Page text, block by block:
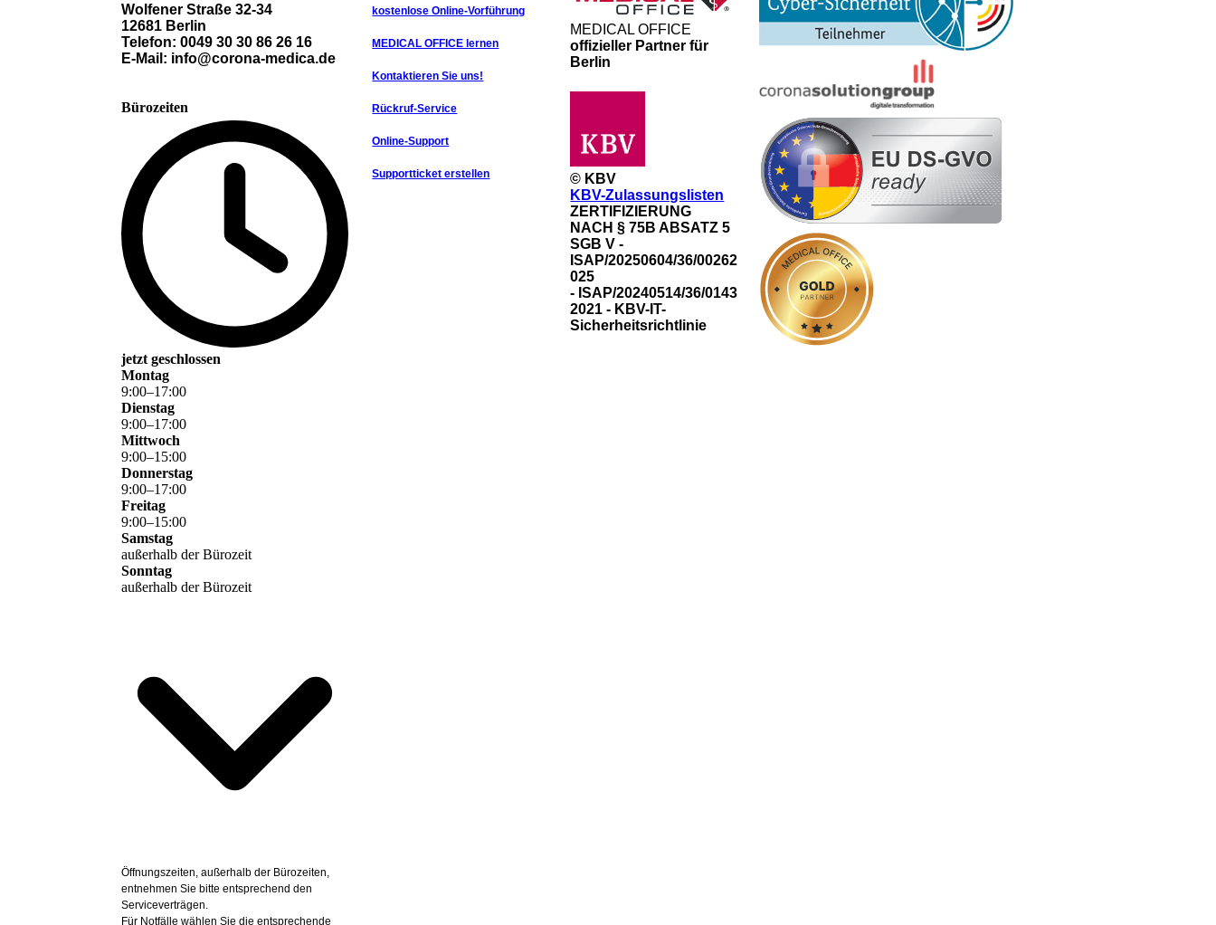
Wolfener Straße 32-34
12681 Berlin
Telefon: 0049 30 30 86 26 16
E-Mail: info@corona-medica.de
Bürozeiten
jetzt geschlossen
Montag
9:00–17:00
Dienstag
9:00–17:00
Mittwoch
9:00–15:00
Donnerstag
9:00–17:00
Freitag
9:00–15:00
Samstag
außerhalb der Bürozeit
Sonntag
außerhalb der Bürozeit
Öffnungszeiten, außerhalb der Bürozeiten,
entnehmen Sie bitte entsprechend den
Serviceverträgen.
Für Notfälle wählen Sie die entsprechende
kostenlose Online-Vorführung
MEDICAL OFFICE lernen
Kontaktieren Sie uns!
Rückruf-Service
Online-Support
Supportticket erstellen
MEDICAL OFFICE
offizieller Partner für
Berlin
© KBV
KBV-Zulassungslisten
ZERTIFIZIERUNG
NACH § 75B ABSATZ 5
SGB V -
ISAP/20250604/36/00262
025
- ISAP/20240514/36/0143
2021 - KBV-IT-
Sicherheitsrichtlinie